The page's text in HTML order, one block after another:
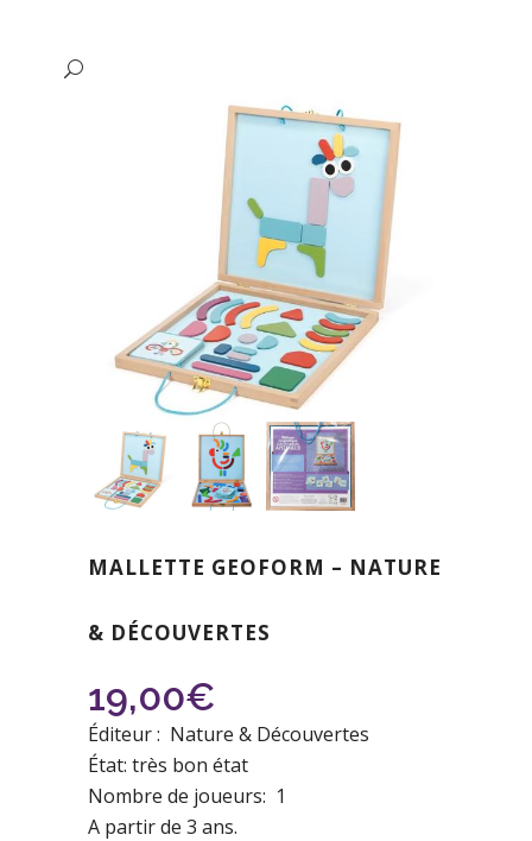
MALLETTE GEOFORM – NATURE
& DÉCOUVERTES
19,00€
Éditeur : Nature & Découvertes
État: très bon état
Nombre de joueurs: 1
A partir de 3 ans.